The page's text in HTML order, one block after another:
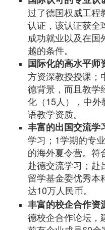
过了德国权威工程
认证，该认证获全
成功就业以及在国
越的条件。
国际化的高水平师
方资深教授授课；
德背景，而且教学
化（15人），中
语教学资质。
丰富的出国交流学
学习；1学期的专
的海外夏令营。符
赴德交流学习；赴
留学基金委优秀本
达10万人民币。
丰富的校企合作资
德校企合作论坛，